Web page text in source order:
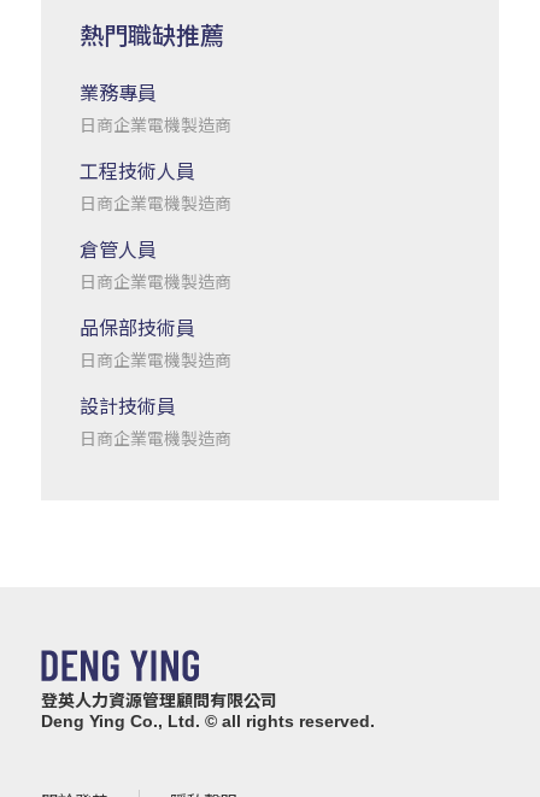
熱門職缺推薦
業務專員
日商企業電機製造商
工程技術人員
日商企業電機製造商
倉管人員
日商企業電機製造商
品保部技術員
日商企業電機製造商
設計技術員
日商企業電機製造商
登英人力資源管理顧問有限公司
Deng Ying Co., Ltd. © all rights reserved.